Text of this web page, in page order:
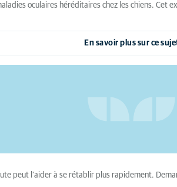
oculaires héréditaires chez les chiens.
En savoir plus sur ce
peut l’aider à se rétablir plus rapidement.